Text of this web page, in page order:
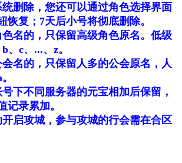
删除，您还可以通过角色选择界面
恢复；7天后小号将彻底删除。
名的，只保留高级角色原名。低级
、c、...、z。
名的，只保留人多的公会原名，人
下不同服务器的元宝相加后保留，
记录累加。
启攻城，参与攻城的行会需在合区